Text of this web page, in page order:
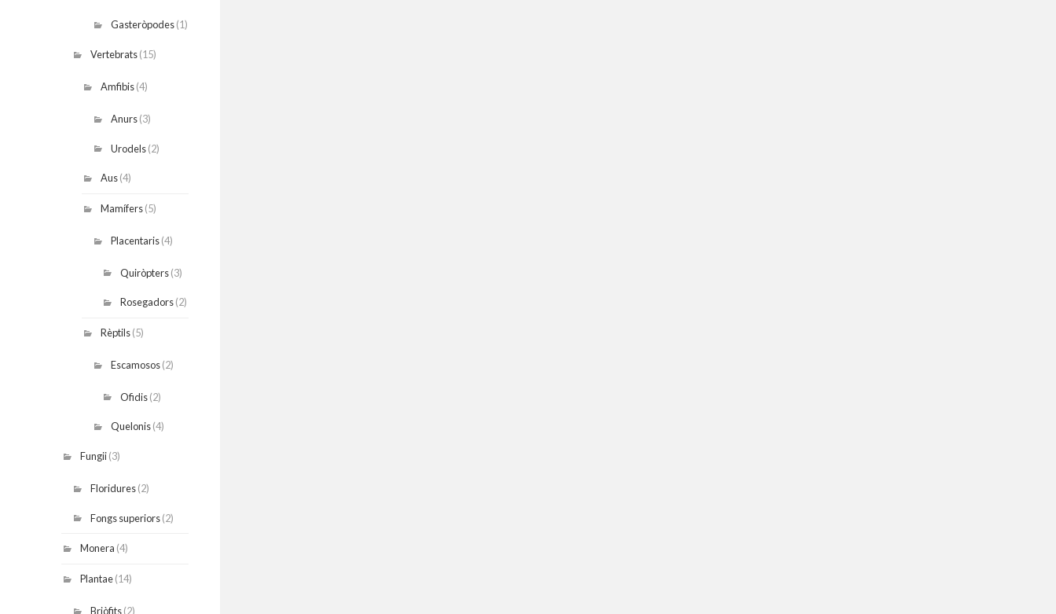
Gasteròpodes(1)
Vertebrats(15)
Amfibis(4)
Anurs(3)
Urodels(2)
Aus(4)
Mamífers(5)
Placentaris(4)
Quiròpters(3)
Rosegadors(2)
Rèptils(5)
Escamosos(2)
Ofidis(2)
Quelonis(4)
Fungii(3)
Floridures(2)
Fongs superiors(2)
Monera (4)
Plantae(14)
Briòfits(2)